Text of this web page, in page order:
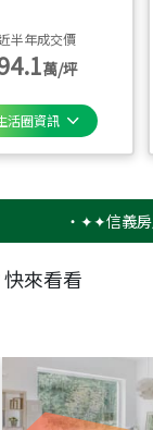
半年成交價
萬/坪
活圈資訊
✦✦信義房屋
來看看